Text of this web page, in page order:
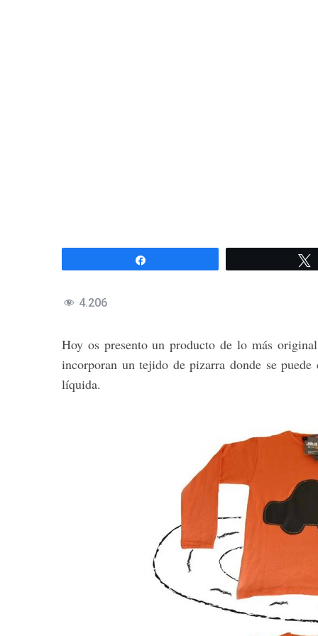
4.206
Hoy os presento un producto de lo más
incorporan un tejido de pizarra donde se
líquida.